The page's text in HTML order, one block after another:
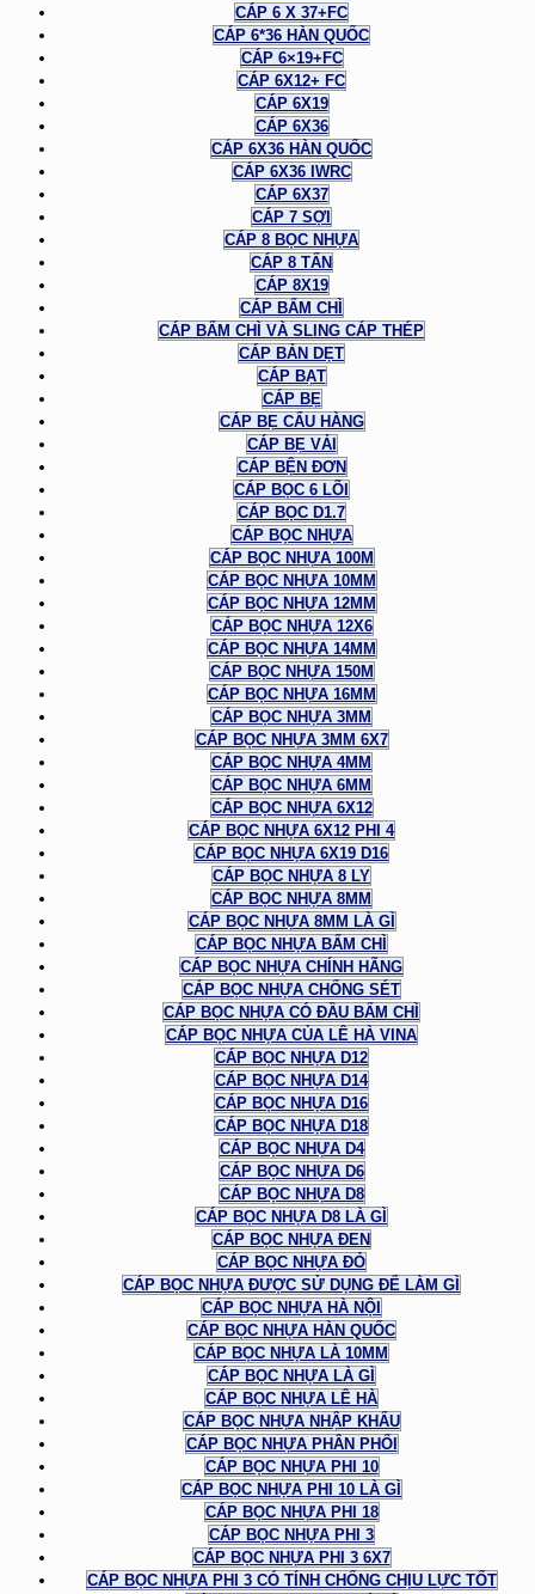
CÁP 6 X 37+FC
CÁP 6*36 HÀN QUỐC
CÁP 6×19+FC
CÁP 6X12+ FC
CÁP 6X19
CÁP 6X36
CÁP 6X36 HÀN QUỐC
CÁP 6X36 IWRC
CÁP 6X37
CÁP 7 SỢI
CÁP 8 BỌC NHỰA
CÁP 8 TẤN
CÁP 8X19
CÁP BẤM CHÌ
CÁP BẤM CHÌ VÀ SLING CÁP THÉP
CÁP BẢN DẸT
CÁP BẠT
CÁP BẸ
CÁP BẸ CẨU HÀNG
CÁP BẸ VẢI
CÁP BỆN ĐƠN
CÁP BỌC 6 LÕI
CÁP BỌC D1.7
CÁP BỌC NHỰA
CÁP BỌC NHỰA 100M
CÁP BỌC NHỰA 10MM
CÁP BỌC NHỰA 12MM
CÁP BỌC NHỰA 12X6
CÁP BỌC NHỰA 14MM
CÁP BỌC NHỰA 150M
CÁP BỌC NHỰA 16MM
CÁP BỌC NHỰA 3MM
CÁP BỌC NHỰA 3MM 6X7
CÁP BỌC NHỰA 4MM
CÁP BỌC NHỰA 6MM
CÁP BỌC NHỰA 6X12
CÁP BỌC NHỰA 6X12 PHI 4
CÁP BỌC NHỰA 6X19 D16
CÁP BỌC NHỰA 8 LY
CÁP BỌC NHỰA 8MM
CÁP BỌC NHỰA 8MM LÀ GÌ
CÁP BỌC NHỰA BẤM CHÌ
CÁP BỌC NHỰA CHÍNH HÃNG
CÁP BỌC NHỰA CHỐNG SÉT
CÁP BỌC NHỰA CÓ ĐẦU BẤM CHÌ
CÁP BỌC NHỰA CỦA LÊ HÀ VINA
CÁP BỌC NHỰA D12
CÁP BỌC NHỰA D14
CÁP BỌC NHỰA D16
CÁP BỌC NHỰA D18
CÁP BỌC NHỰA D4
CÁP BỌC NHỰA D6
CÁP BỌC NHỰA D8
CÁP BỌC NHỰA D8 LÀ GÌ
CÁP BỌC NHỰA ĐEN
CÁP BỌC NHỰA ĐỎ
CÁP BỌC NHỰA ĐƯỢC SỬ DỤNG ĐỂ LÀM GÌ
CÁP BỌC NHỰA HÀ NỘI
CÁP BỌC NHỰA HÀN QUỐC
CÁP BỌC NHỰA LÀ 10MM
CÁP BỌC NHỰA LÀ GÌ
CÁP BỌC NHỰA LÊ HÀ
CÁP BỌC NHỰA NHẬP KHẨU
CÁP BỌC NHỰA PHÂN PHỐI
CÁP BỌC NHỰA PHI 10
CÁP BỌC NHỰA PHI 10 LÀ GÌ
CÁP BỌC NHỰA PHI 18
CÁP BỌC NHỰA PHI 3
CÁP BỌC NHỰA PHI 3 6X7
CÁP BỌC NHỰA PHI 3 CÓ TÍNH CHỐNG CHỊU LỰC TỐT